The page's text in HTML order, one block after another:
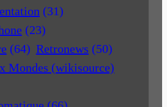
(31)
(23)
(64) Retronews (50)
Mondes (wikisource)